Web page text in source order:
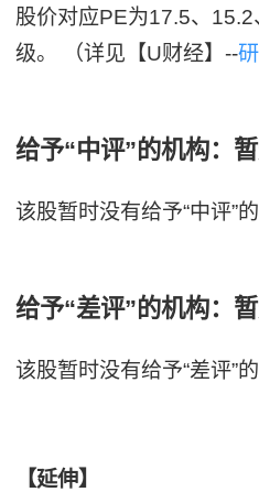
股价对应PE为17.5、15.2
级。 （详见【U财经】--
给予“中评”的机构：
该股暂时没有给予“中评”的
给予“差评”的机构：
该股暂时没有给予“差评”的
【延伸】